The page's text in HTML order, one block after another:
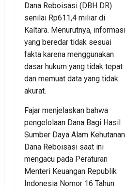
Dana Reboisasi (DBH DR)
senilai Rp611,4 miliar di
Kaltara. Menurutnya, informasi
yang beredar tidak sesuai
fakta karena menggunakan
dasar hukum yang tidak tepat
dan memuat data yang tidak
akurat.
Fajar menjelaskan bahwa
pengelolaan Dana Bagi Hasil
Sumber Daya Alam Kehutanan
Dana Reboisasi saat ini
mengacu pada Peraturan
Menteri Keuangan Republik
Indonesia Nomor 16 Tahun